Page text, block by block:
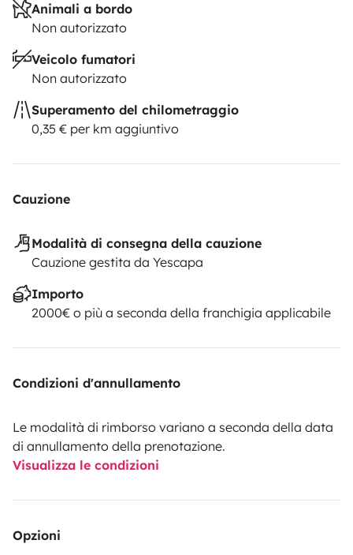
Posti omologati viaggio/dormire: 4 / 4
Animali a bordo
Non autorizzato
Veicolo fumatori
Non autorizzato
Superamento del chilometraggio
0,35 € per km aggiuntivo
Cauzione
Modalità di consegna della cauzione
Cauzione gestita da Yescapa
Importo
2000€ o più a seconda della franchigia applicabile
Condizioni d'annullamento
Le modalità di rimborso variano a seconda della data
di annullamento della prenotazione.
Visualizza le condizioni
Opzioni